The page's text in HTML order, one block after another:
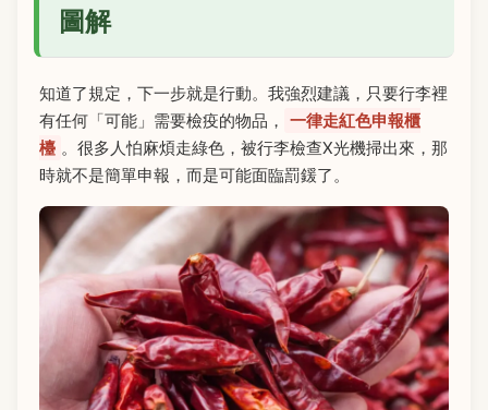
圖解
知道了規定，下一步就是行動。我強烈建議，只要行李裡
有任何「可能」需要檢疫的物品， 一律走紅色申報櫃
檯 。很多人怕麻煩走綠色，被行李檢查X光機掃出來，那
時就不是簡單申報，而是可能面臨罰鍰了。